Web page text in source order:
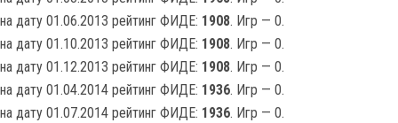
на дату 01.06.2013 рейтинг ФИДЕ: 1908. Игр — 0.
на дату 01.10.2013 рейтинг ФИДЕ: 1908. Игр — 0.
на дату 01.12.2013 рейтинг ФИДЕ: 1908. Игр — 0.
на дату 01.04.2014 рейтинг ФИДЕ: 1936. Игр — 0.
на дату 01.07.2014 рейтинг ФИДЕ: 1936. Игр — 0.